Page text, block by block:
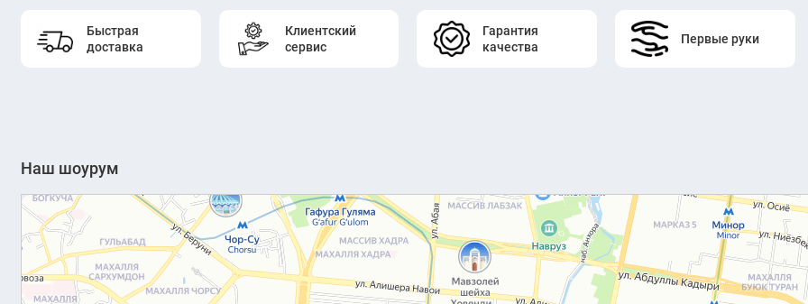
Быстрая
доставка
Клиентский
сервис
Гарантия
качества
Первые руки
Наш шоурум